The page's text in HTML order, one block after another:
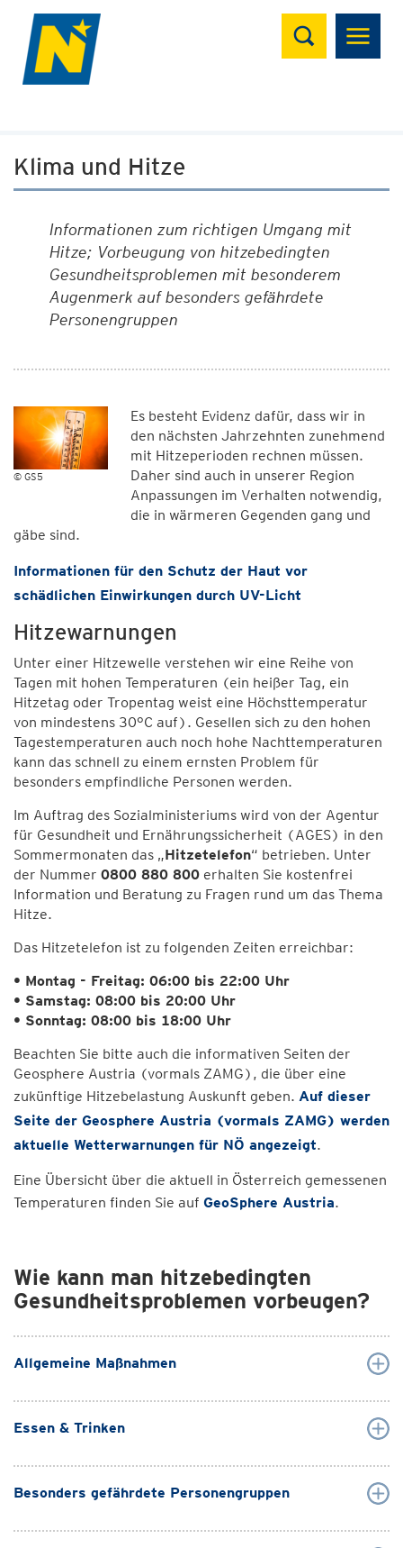
Suchen
Klima und Hitze
Informationen zum richtigen Umgang mit
Hitze; Vorbeugung von hitzebedingten
Gesundheitsproblemen mit besonderem
Augenmerk auf besonders gefährdete
Personengruppen
© GS5
Es besteht Evidenz dafür, dass wir in
den nächsten Jahrzehnten zunehmend
mit Hitzeperioden rechnen müssen.
Daher sind auch in unserer Region
Anpassungen im Verhalten notwendig,
die in wärmeren Gegenden gang und
gäbe sind.
Informationen für den Schutz der Haut vor
schädlichen Einwirkungen durch UV-Licht
Hitzewarnungen
Unter einer Hitzewelle verstehen wir eine Reihe von
Tagen mit hohen Temperaturen (ein heißer Tag, ein
Hitzetag oder Tropentag weist eine Höchsttemperatur
von mindestens 30°C auf). Gesellen sich zu den hohen
Tagestemperaturen auch noch hohe Nachttemperaturen
kann das schnell zu einem ernsten Problem für
besonders empfindliche Personen werden.
Im Auftrag des Sozialministeriums wird von der Agentur
für Gesundheit und Ernährungssicherheit (AGES) in den
Sommermonaten das „Hitzetelefon“ betrieben. Unter
der Nummer 0800 880 800 erhalten Sie kostenfrei
Information und Beratung zu Fragen rund um das Thema
Hitze.
Das Hitzetelefon ist zu folgenden Zeiten erreichbar:
• Montag - Freitag: 06:00 bis 22:00 Uhr
• Samstag: 08:00 bis 20:00 Uhr
• Sonntag: 08:00 bis 18:00 Uhr
Beachten Sie bitte auch die informativen Seiten der
Geosphere Austria (vormals ZAMG), die über eine
zukünftige Hitzebelastung Auskunft geben. Auf dieser
Seite der Geosphere Austria (vormals ZAMG) werden
aktuelle Wetterwarnungen für NÖ angezeigt.
Eine Übersicht über die aktuell in Österreich gemessenen
Temperaturen finden Sie auf GeoSphere Austria.
Wie kann man hitzebedingten
Gesundheitsproblemen vorbeugen?
Allgemeine Maßnahmen
Essen & Trinken
Besonders gefährdete Personengruppen